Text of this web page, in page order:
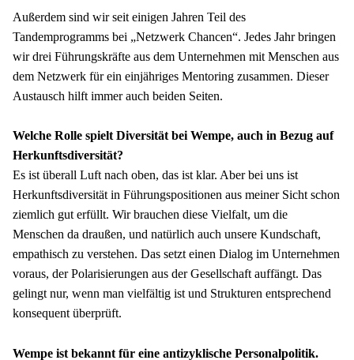
Außerdem sind wir seit einigen Jahren Teil des
Tandemprogramms bei „Netzwerk Chancen“. Jedes Jahr bringen
wir drei Führungskräfte aus dem Unternehmen mit Menschen aus
dem Netzwerk für ein einjähriges Mentoring zusammen. Dieser
Austausch hilft immer auch beiden Seiten.
Welche Rolle spielt Diversität bei Wempe, auch in Bezug auf
Herkunftsdiversität?
Es ist überall Luft nach oben, das ist klar. Aber bei uns ist
Herkunftsdiversität in Führungspositionen aus meiner Sicht schon
ziemlich gut erfüllt. Wir brauchen diese Vielfalt, um die
Menschen da draußen, und natürlich auch unsere Kundschaft,
empathisch zu verstehen. Das setzt einen Dialog im Unternehmen
voraus, der Polarisierungen aus der Gesellschaft auffängt. Das
gelingt nur, wenn man vielfältig ist und Strukturen entsprechend
konsequent überprüft.
Wempe ist bekannt für eine antizyklische Personalpolitik.